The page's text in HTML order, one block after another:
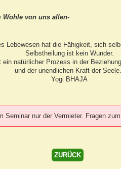
Wohle von uns allen-
Lebewesen hat die Fähigkeit, sich
Selbstheilung ist kein Wunder.
ein natürlicher Prozess in der
und der unendlichen Kraft der
Yogi BHAJA
Seminar nur der Vermieter. Fragen
ZURÜCK